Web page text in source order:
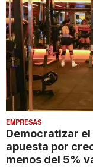
EMPRESAS
Democratizar
apuesta por
menos del 5%